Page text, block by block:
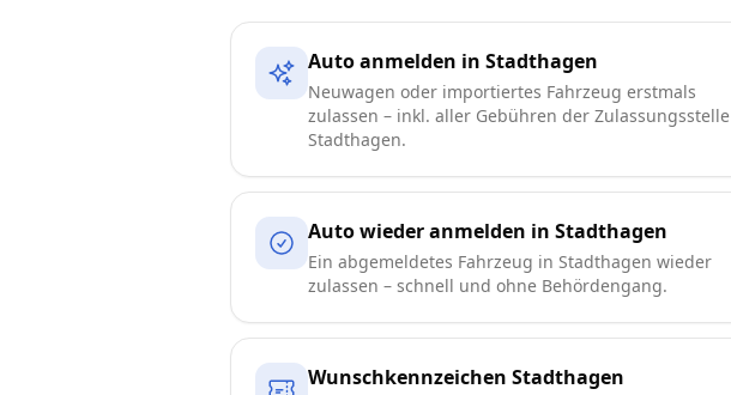
Auto anmelden in Stadthagen
Neuwagen oder importiertes Fahrzeug erstmals
zulassen – inkl. aller Gebühren der Zulassungsstelle
Stadthagen.
Auto wieder anmelden in Stadthagen
Ein abgemeldetes Fahrzeug in Stadthagen wieder
zulassen – schnell und ohne Behördengang.
Wunschkennzeichen Stadthagen